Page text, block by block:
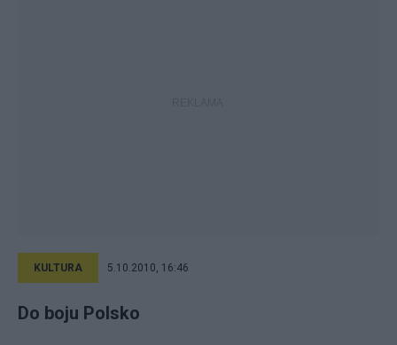
KULTURA 5.10.2010, 16:46
Do boju Polsko